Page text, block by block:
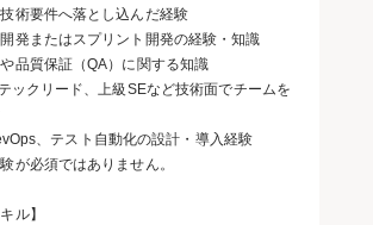
技術要件へ落とし込んだ経験
開発またはスプリント開発の経験・知識
や品質保証（QA）に関する知識
ックリード、上級SEなど技術面でチームを
、テスト自動化の設計・導入経験
が必須ではありません。
ル】